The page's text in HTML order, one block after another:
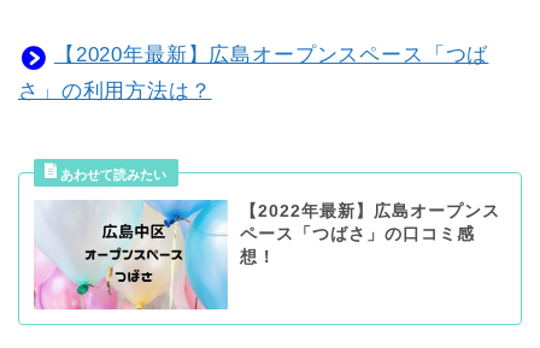
【2020年最新】広島オープンスペース「つば
さ」の利用方法は？
【2022年最新】広島オープンス
ペース「つばさ」の口コミ感
想！